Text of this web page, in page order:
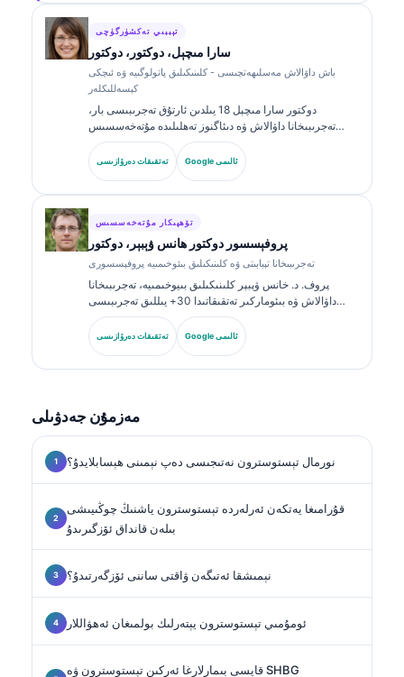
توغرىسىدا تەجرىبىخانا تېبابىتى ھەققىدە كۆپ قېتىم ماقالە
تېببىي تەكشۈرگۈچى
سارا مىچېل، دوكتور، دوكتور
باش داۋالاش مەسلىھەتچىسى - كلىنىكىلىق پاتولوگىيە ۋە ئىچكى
كېسەللىكلەر
دوكتور سارا مىچېل 18 يىلدىن ئارتۇق تەجرىبىسى بار،
تەجرىبىخانا داۋالاش ۋە دىئاگنوز تەھلىلىدە مۇتەخەسسىس
بولغان، ئىدارە تەستىقلىغان كلىنىكىلىق پاتولوگ. ئۇ كلىنىكىلىق
خىمىيە ساھەسىدە ئالاھىدە گۇۋاھنامىلەرگە ئىگە بولۇپ،
كلىنىكىلىق ئەمەلىيەتتە بىئوماركىر گۇرۇپپىلىرى ۋە تەجرىبىخانا
تەتقىقات دەرۋازىسى Google ئالىمى
تۆھپىكار مۇتەخەسسىس
پروفېسسور دوكتور ھانس ۋېبېر، دوكتور
تەجرىبىخانا تېبابىتى ۋە كلىنىكىلىق بىئوخىمىيە پروفېسسورى
پروف. د. خانس ۋېبېر كلىنىكىلىق بىيوخىمىيە، تەجرىبىخانا
داۋالاش ۋە بىئوماركىر تەتقىقاتىدا 30+ يىللىق تەجرىبىسى
بىلەن تونۇلغان. گېرمانىيە كلىنىكىلىق خىمىيە جەمئىيىتىنىڭ
سابىق رەئىسى بولغان ئۇ دىئاگنوز گۇرۇپپا تەھلىلى،
بىئوماركىرنى ئۆلچەملەشتۈرۈش ۋە AI ياردەملىك تەجرىبىخانا
تەتقىقات دەرۋازىسى Google ئالىمى
مەزمۇن جەدۋىلى
نورمال تېستوسترون نەتىجىسى دەپ نېمىنى ھېسابلايدۇ؟
قۇرامىغا يەتكەن ئەرلەردە تېستوسترون ياشنىڭ چوڭىيىشى
بىلەن قانداق ئۆزگىرىدۇ
نېمىشقا ئەتىگەن ۋاقتى ساننى ئۆزگەرتىدۇ؟
ئومۇمىي تېستوسترون يېتەرلىك بولمىغان ئەھۋاللار
قايسى بىمارلارغا ئەركىن تېستوسترون ۋە SHBG